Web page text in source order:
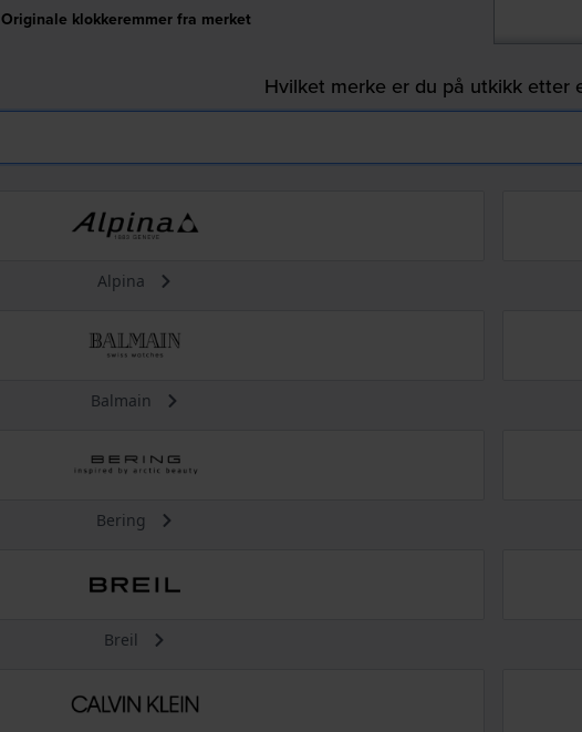
Originale klokkeremmer fra merket
Hvilket merke er du på utkikk etter
Alpina
Balmain
Bering
Breil